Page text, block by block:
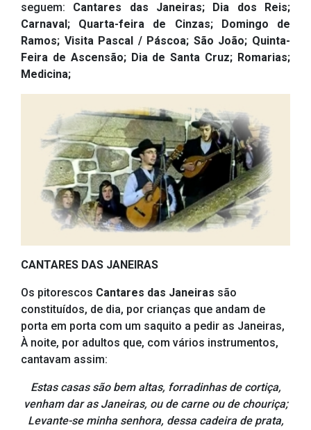
seguem: Cantares das Janeiras; Dia dos Reis;
Carnaval; Quarta-feira de Cinzas; Domingo de
Ramos; Visita Pascal / Páscoa; São João; Quinta-
Feira de Ascensão; Dia de Santa Cruz; Romarias;
Medicina;
CANTARES DAS JANEIRAS
Os pitorescos Cantares das Janeiras são
constituídos, de dia, por crianças que andam de
porta em porta com um saquito a pedir as Janeiras,
À noite, por adultos que, com vários instrumentos,
cantavam assim:
Estas casas são bem altas, forradinhas de cortiça,
venham dar as Janeiras, ou de carne ou de chouriça;
Levante-se minha senhora, dessa cadeira de prata,